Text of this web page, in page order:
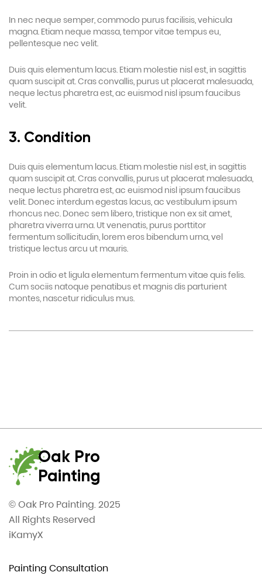
In nec neque semper, commodo purus facilisis, vehicula
magna. Etiam neque massa, tempor vitae tempus eu,
pellentesque nec velit.
Duis quis elementum lacus. Etiam molestie nisl est, in sagittis
quam suscipit at. Cras convallis, purus ut placerat malesuada,
neque lectus pharetra est, ac euismod nisl ipsum faucibus
velit.
3. Condition
Duis quis elementum lacus. Etiam molestie nisl est, in sagittis
quam suscipit at. Cras convallis, purus ut placerat malesuada,
neque lectus pharetra est, ac euismod nisl ipsum faucibus
velit. Donec interdum egestas lacus, ac vestibulum ipsum
rhoncus nec. Donec sem libero, tristique non ex sit amet,
pharetra viverra urna. Ut venenatis, purus porttitor
fermentum sollicitudin, lorem eros bibendum urna, vel
tristique lectus arcu ut mauris.
Proin in odio et ligula elementum fermentum vitae quis felis.
Cum sociis natoque penatibus et magnis dis parturient
montes, nascetur ridiculus mus.
Oak Pro
Painting
© Oak Pro Painting. 2025
All Rights Reserved
iKamyX
Painting Consultation